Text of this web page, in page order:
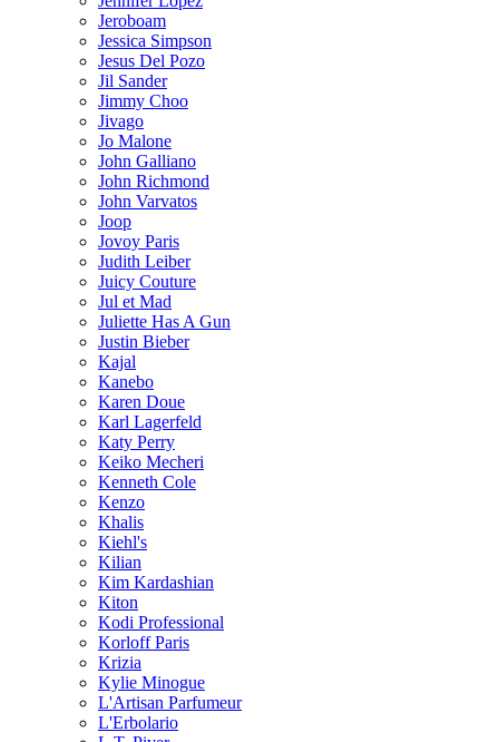
Jeroboam
Jessica Simpson
Jesus Del Pozo
Jil Sander
Jimmy Choo
Jivago
Jo Malone
John Galliano
John Richmond
John Varvatos
Joop
Jovoy Paris
Judith Leiber
Juicy Couture
Jul et Mad
Juliette Has A Gun
Justin Bieber
Kajal
Kanebo
Karen Doue
Karl Lagerfeld
Katy Perry
Keiko Mecheri
Kenneth Cole
Kenzo
Khalis
Kiehl's
Kilian
Kim Kardashian
Kiton
Kodi Professional
Korloff Paris
Krizia
Kylie Minogue
L'Artisan Parfumeur
L'Erbolario